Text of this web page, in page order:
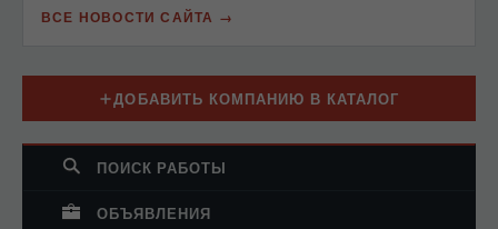
ДОБАВИТЬ КОМПАНИЮ В КАТАЛОГ
ПОИСК РАБОТЫ
ОБЪЯВЛЕНИЯ
ВСЕ НОВОСТИ САЙТА